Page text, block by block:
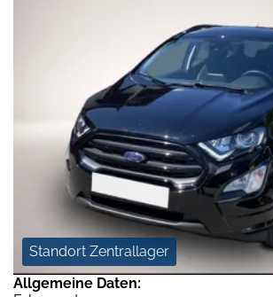
Standort Zentrallager
Allgemeine Daten: